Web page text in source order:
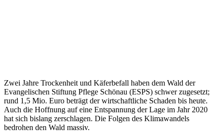
Zwei Jahre Trockenheit und Käferbefall haben dem Wald der
Evangelischen Stiftung Pflege Schönau (ESPS) schwer zugesetzt;
rund 1,5 Mio. Euro beträgt der wirtschaftliche Schaden bis heute.
Auch die Hoffnung auf eine Entspannung der Lage im Jahr 2020
hat sich bislang zerschlagen. Die Folgen des Klimawandels
bedrohen den Wald massiv.